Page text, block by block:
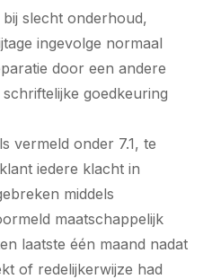
slecht onderhoud,
ingevolge normaal
door een andere
goedkeuring
vermeld onder 7.1, te
iedere klacht in
middels
maatschappelijk
laatste één maand nadat
of redelijkerwijze had